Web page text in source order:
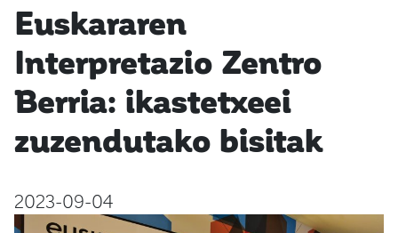
Euskararen
Interpretazio Zentro
Berria: ikastetxeei
zuzendutako bisitak
2023-09-04